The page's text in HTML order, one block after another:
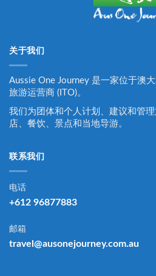
关于我们
Aussie One Journey 是一家位于澳
旅游运营商 (ITO)。
我们为团体和个人计划、建议和管
店、餐饮、景点和当地导游。
联系我们
电话
+612 96877883
邮箱
travel@ausonejourney.com.au